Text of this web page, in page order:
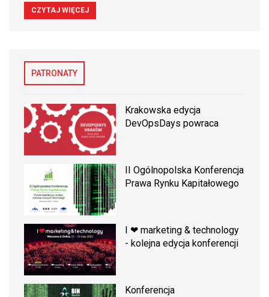
CZYTAJ WIĘCEJ
PATRONATY
Krakowska edycja
DevOpsDays powraca
II Ogólnopolska Konferencja
Prawa Rynku Kapitałowego
I ❤ marketing & technology
- kolejna edycja konferencji
Konferencja